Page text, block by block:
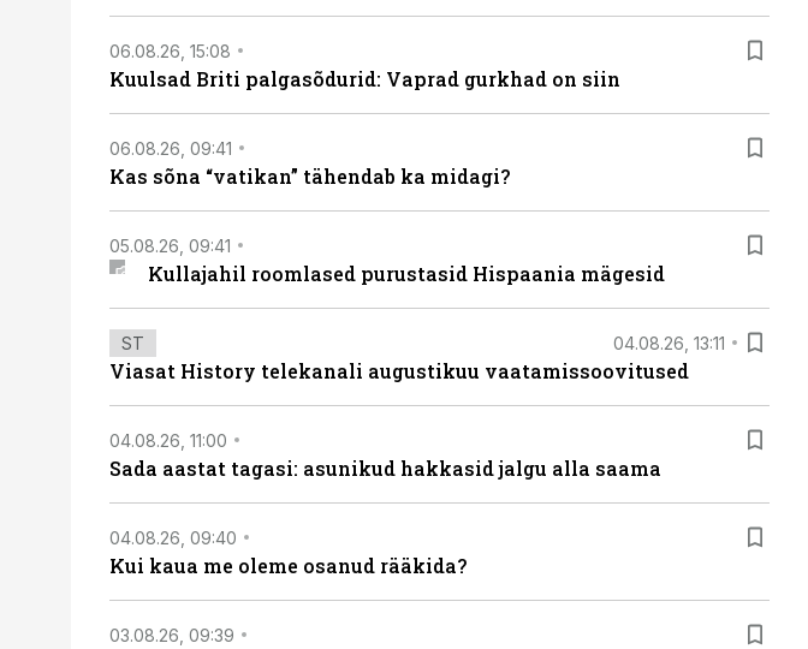
06.08.26, 15:08
Kuulsad Briti palgasõdurid: Vaprad gurkhad on siin
06.08.26, 09:41
Kas sõna “vatikan” tähendab ka midagi?
05.08.26, 09:41
Kullajahil roomlased purustasid Hispaania mägesid
ST 04.08.26, 13:11
Viasat History telekanali augustikuu vaatamissoovitused
04.08.26, 11:00
Sada aastat tagasi: asunikud hakkasid jalgu alla saama
04.08.26, 09:40
Kui kaua me oleme osanud rääkida?
03.08.26, 09:39